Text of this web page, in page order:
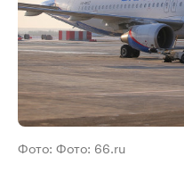
Фото: Фото: 66.ru